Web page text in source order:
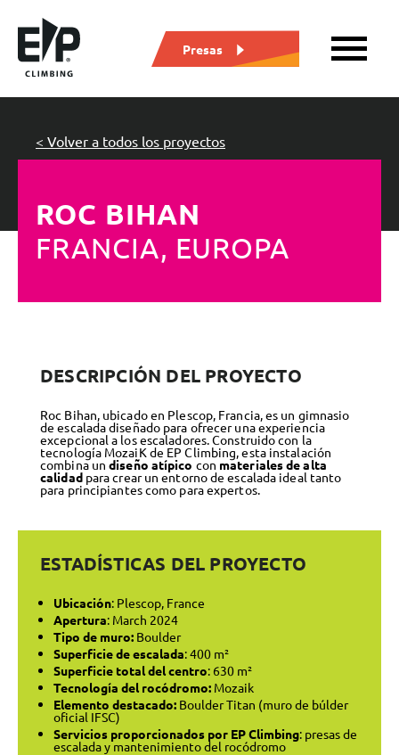
Presas
ROC BIHAN
FRANCIA, EUROPA
< Volver a todos los proyectos
DESCRIPCIÓN DEL PROYECTO
Roc Bihan, ubicado en Plescop, Francia, es un gimnasio
de escalada diseñado para ofrecer una experiencia
excepcional a los escaladores. Construido con la
tecnología MozaiK de EP Climbing, esta instalación
combina undiseño atípico con materiales de alta
calidadpara crear un entorno de escalada ideal tanto
para principiantes como para expertos.
ESTADÍSTICAS DEL PROYECTO
Ubicación: Plescop, France
Apertura: March 2024
Tipo de muro: Boulder
Superficie de escalada: 400 m²
Superficie total del centro: 630 m²
Tecnología del rocódromo: Mozaik
Elemento destacado: Boulder Titan (muro de búlder
oficial IFSC)
Servicios proporcionados por EP Climbing: presas de
escalada y mantenimiento del rocódromo